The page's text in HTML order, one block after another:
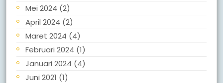
Mei 2024 (2)
April 2024 (2)
Maret 2024 (4)
Februari 2024 (1)
Januari 2024 (4)
Juni 2021 (1)